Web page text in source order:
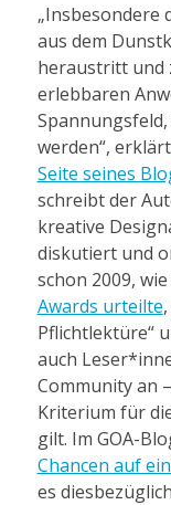
„Insbesondere
aus dem
heraustritt und
erlebbaren
werden“,
Seite seines
schreibt der
kreative
diskutiert und
schon 2009, wie
Awards urteilte
Pflichtlektüre“
auch
Community an
Kriterium für
gilt. Im GOA-
Chancen auf
es